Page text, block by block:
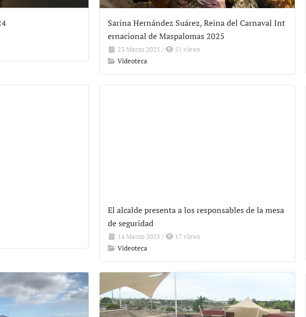
Sarina Hernández Suárez, Reina del Carnaval Int
ernacional de Maspalomas 2025
23 Marzo 2025 /
51 views
Videoteca
El alcalde presenta a los responsables de la mesa
de seguridad
14 Marzo 2025 /
17 views
Videoteca